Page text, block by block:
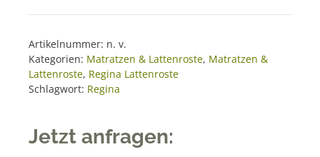
Natur+
Artikelnummer: n. v.
Kategorien: Matratzen & Lattenroste, Matratzen &
Lattenroste, Regina Lattenroste
Schlagwort: Regina
Jetzt anfragen: